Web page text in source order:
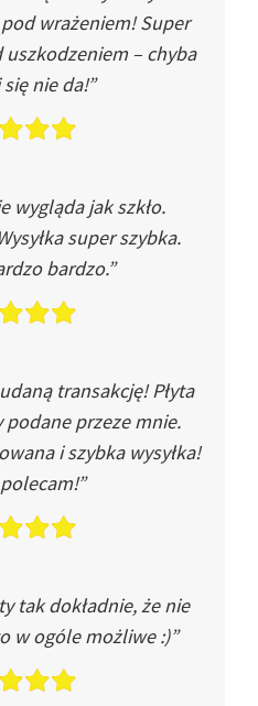
wrażeniem! Super
– chyba
nie da!”
wygląda jak szkło.
super szybka.
bardzo.”
transakcję! Płyta
przeze mnie.
i szybka wysyłka!
tak dokładnie, że nie
w ogóle możliwe :)”